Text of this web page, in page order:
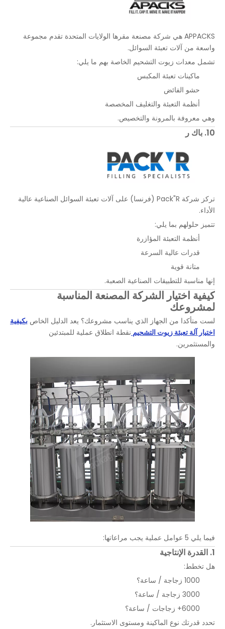
APPACKS هي شركة مصنعة مقرها الولايات المتحدة تقدم مجموعة
واسعة من آلات تعبئة السوائل.
تشمل معدات زيوت التشحيم الخاصة بهم ما يلي:
ماكينات تعبئة المكبس
حشو الفائض
أنظمة التعبئة والتغليف المخصصة
وهي معروفة بالمرونة والتخصيص.
10. باك ر
تركز شركة Pack"R (فرنسا) على آلات تعبئة السوائل الصناعية عالية
الأداء.
تتميز حلولهم بما يلي:
أنظمة التعبئة المؤازرة
قدرات عالية السرعة
متانة قوية
إنها مناسبة للتطبيقات الصناعية الصعبة.
كيفية اختيار الشركة المصنعة المناسبة
لمشروعك
لست متأكدا من الجهاز الذي يناسب مشروعك؟ يعد الدليل الخاص بكيفية
اختيار آلة تعبئة زيوت التشحيم نقطة انطلاق عملية للمبتدئين
والمستثمرين.
فيما يلي 5 عوامل عملية يجب مراعاتها:
1. القدرة الإنتاجية
هل تخطط:
1000 زجاجة / ساعة؟
3000 زجاجة / ساعة؟
6000+ زجاجات / ساعة؟
تحدد قدرتك نوع الماكينة ومستوى الاستثمار.